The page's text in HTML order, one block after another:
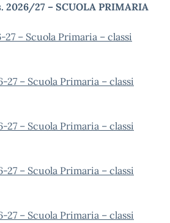
2026/27 – SCUOLA PRIMARIA
– Scuola Primaria – classi
– Scuola Primaria – classi
– Scuola Primaria – classi
– Scuola Primaria – classi
– Scuola Primaria – classi